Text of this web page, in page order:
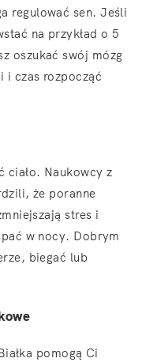
regulować sen. Jeśli
na przykład o 5
oszukać swój mózg
i czas rozpocząć
ciało. Naukowcy z
że poranne
stres i
w nocy. Dobrym
biegać lub
pomogą Ci